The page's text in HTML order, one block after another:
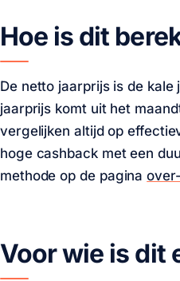
Hoe is dit
De netto jaarprijs is de
jaarprijs komt uit het
vergelijken altijd op
hoge cashback met een
methode op de pagina
Voor wie is dit